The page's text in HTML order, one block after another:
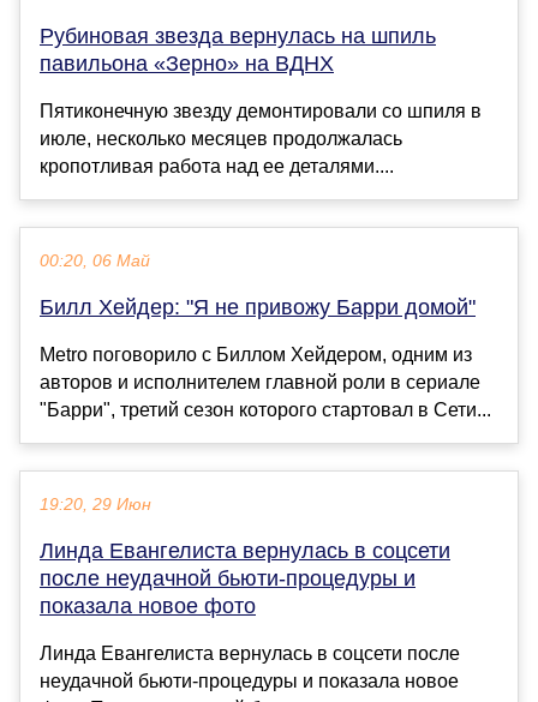
Рубиновая звезда вернулась на шпиль
павильона «Зерно» на ВДНХ
Пятиконечную звезду демонтировали со шпиля в
июле, несколько месяцев продолжалась
кропотливая работа над ее деталями....
00:20, 06 Май
Билл Хейдер: "Я не привожу Барри домой"
Metro поговорило с Биллом Хейдером, одним из
авторов и исполнителем главной роли в сериале
"Барри", третий сезон которого стартовал в Сети...
19:20, 29 Июн
Линда Евангелиста вернулась в соцсети
после неудачной бьюти-процедуры и
показала новое фото
Линда Евангелиста вернулась в соцсети после
неудачной бьюти-процедуры и показала новое